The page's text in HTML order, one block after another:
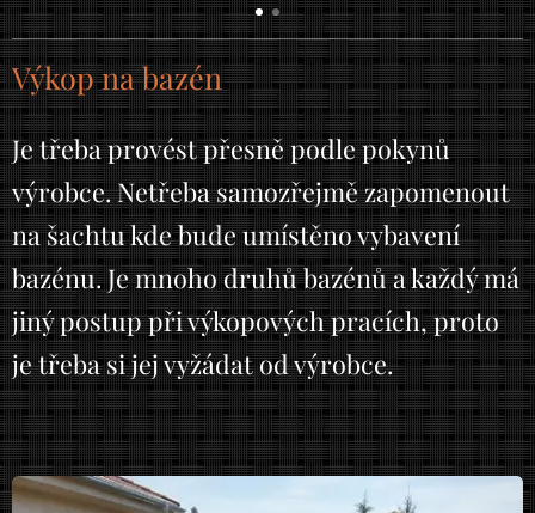
Výkop na bazén
Je třeba provést přesně podle pokynů
výrobce. Netřeba samozřejmě zapomenout
na šachtu kde bude umístěno vybavení
bazénu. Je mnoho druhů bazénů a každý má
jiný postup při výkopových pracích, proto
je třeba si jej vyžádat od výrobce.